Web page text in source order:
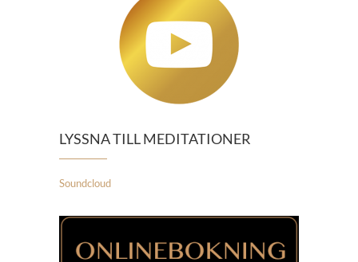
LYSSNA TILL MEDITATIONER
Soundcloud